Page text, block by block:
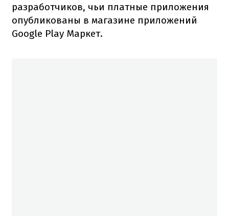
разработчиков, чьи платные приложения
опубликованы в магазине приложений
Google Play Маркет.